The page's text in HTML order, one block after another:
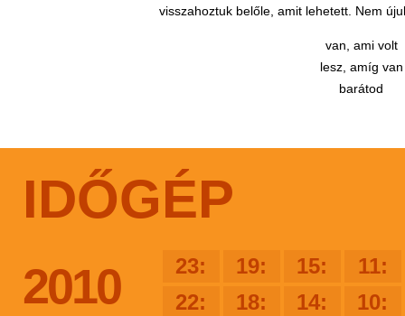
visszahoztuk belőle, amit lehetett. Nem
van, ami volt
lesz, amíg van
barátod
IDŐGÉP
2010
23: 19: 15:
11:
22:
18: 14:
10: